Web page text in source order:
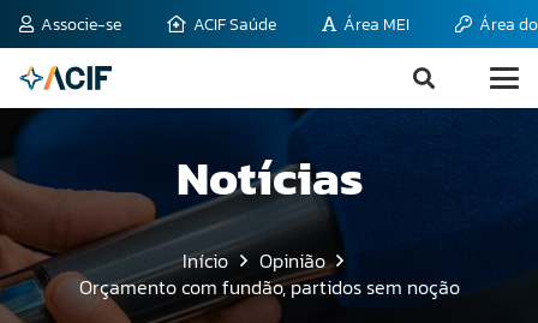
Associe-se ACIF Saúde Área MEI Área
Notícias
Início
Opinião
Orçamento com fundão, partidos sem noção